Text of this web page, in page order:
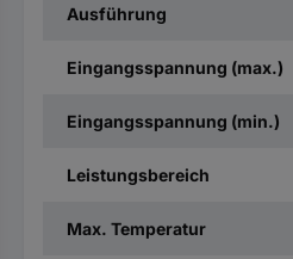
Ausführung
Eingangsspannung (max.)
Eingangsspannung (min.)
Leistungsbereich
Max. Temperatur